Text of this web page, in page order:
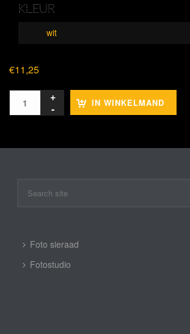
KLEUR
wit
€11,25
IN WINKELMAND
Foto sieraad
Fotostudio